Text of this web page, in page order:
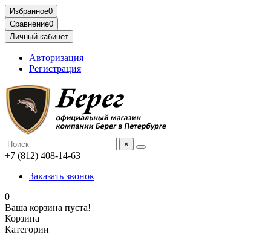
Избранное0
Сравнение0
Личный кабинет
Авторизация
Регистрация
×
+7 (812) 408-14-63
Заказать звонок
0
Ваша корзина пуста!
Корзина
Категории